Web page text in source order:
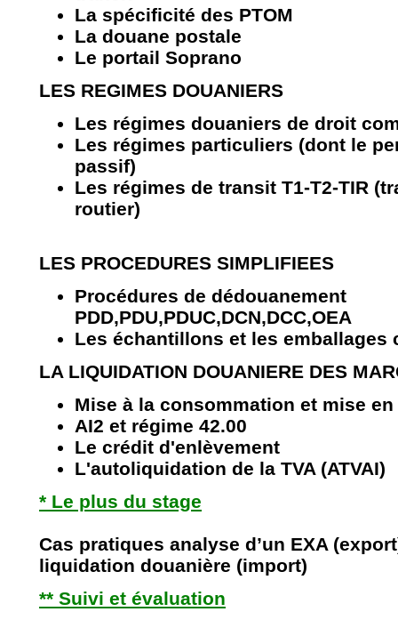
La spécificité des PTOM
La douane postale
Le portail Soprano
LES REGIMES DOUANIERS
Les régimes douaniers de droit
Les régimes particuliers (dont le
passif)
Les régimes de transit T1-T2-TIR
routier)
LES PROCEDURES SIMPLIFIEES
Procédures de dédouanement
PDD,PDU,PDUC,DCN,DCC,OEA
Les échantillons et les emballages
LA LIQUIDATION DOUANIERE DES
Mise à la consommation et mise
AI2 et régime 42.00
Le crédit d'enlèvement
L'autoliquidation de la TVA (ATVAI)
* Le plus du stage
Cas pratiques analyse d’un EXA
liquidation douanière (import)
** Suivi et évaluation